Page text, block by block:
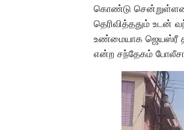
கொண்டு
தெரிவித்ததும் உடன்
உண்மையாக ஜெயஸ்ரீ
என்ற சந்தேகம்